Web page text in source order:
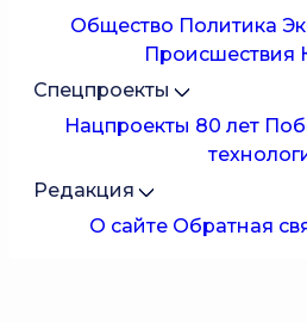
Общество Политика
Происшествия
Спецпроекты
Нацпроекты 80 лет
Редакция
О сайте Обратная